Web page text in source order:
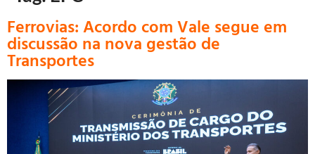
Ferrovias: Acordo com Vale segue em
discussão na nova gestão de
Transportes